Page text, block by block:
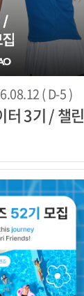
( D-5 )
터 3기 / 챌린